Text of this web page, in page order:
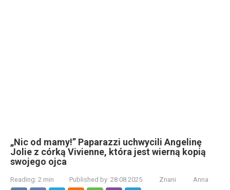
„Nic od mamy!” Paparazzi uchwycili Angelinę
Jolie z córką Vivienne, która jest wierną kopią
swojego ojca
Reading: 2 min Published by: 28.08.2025 Znani Anna